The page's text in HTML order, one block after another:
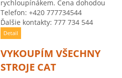
rychloupínákem. Cena dohodou
Telefon: +420 777734544
Ďalšie kontakty: 777 734 544
Detail
VYKOUPÍM VŠECHNY
STROJE CAT